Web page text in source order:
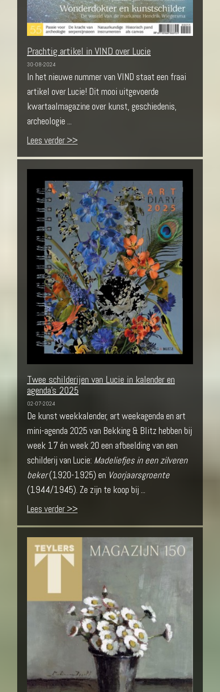
Prachtig artikel in VIND over Lucie
30-08-2024
In het nieuwe nummer van VIND staat een fraai
artikel over Lucie! Dit mooi uitgevoerde
kwartaalmagazine over kunst, geschiedenis,
archeologie ...
Lees verder >>
Twee schilderijen van Lucie in kalender en
agenda's 2025
02-07-2024
De kunst weekkalender, art weekagenda en art
mini-agenda 2025 van Bekking & Blitz hebben bij
week 17 én week 20 een afbeelding van een
schilderij van Lucie: Madeliefjes in een zilveren
beker(1920-1925) en Voorjaarsgroente
(1944/1945). Ze zijn te koop bij ...
Lees verder >>